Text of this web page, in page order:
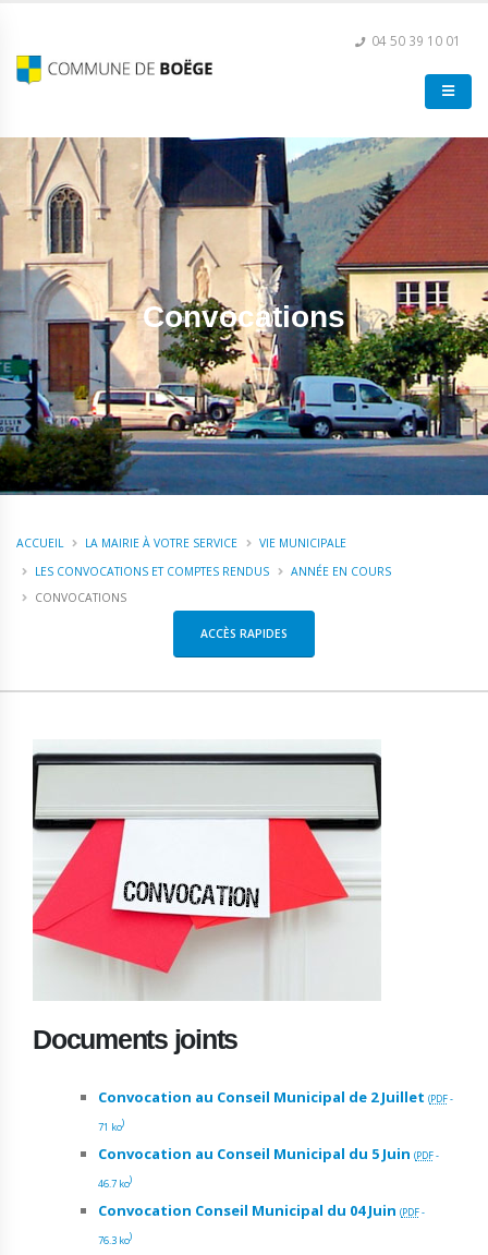
04 50 39 10 01
Convocations
ACCUEIL LA MAIRIE À VOTRE SERVICE
VIE MUNICIPALE
LES CONVOCATIONS ET COMPTES RENDUS
ANNÉE EN COURS
CONVOCATIONS
ACCÈS RAPIDES
Documents joints
Convocation au Conseil Municipal de 2 Juillet (PDF-
71 ko)
Convocation au Conseil Municipal du 5 Juin (PDF-
46.7 ko)
Convocation Conseil Municipal du 04 Juin (PDF-
76.3 ko)